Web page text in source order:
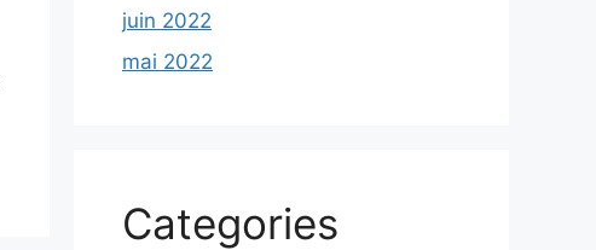
juin 2022
mai 2022
Categories